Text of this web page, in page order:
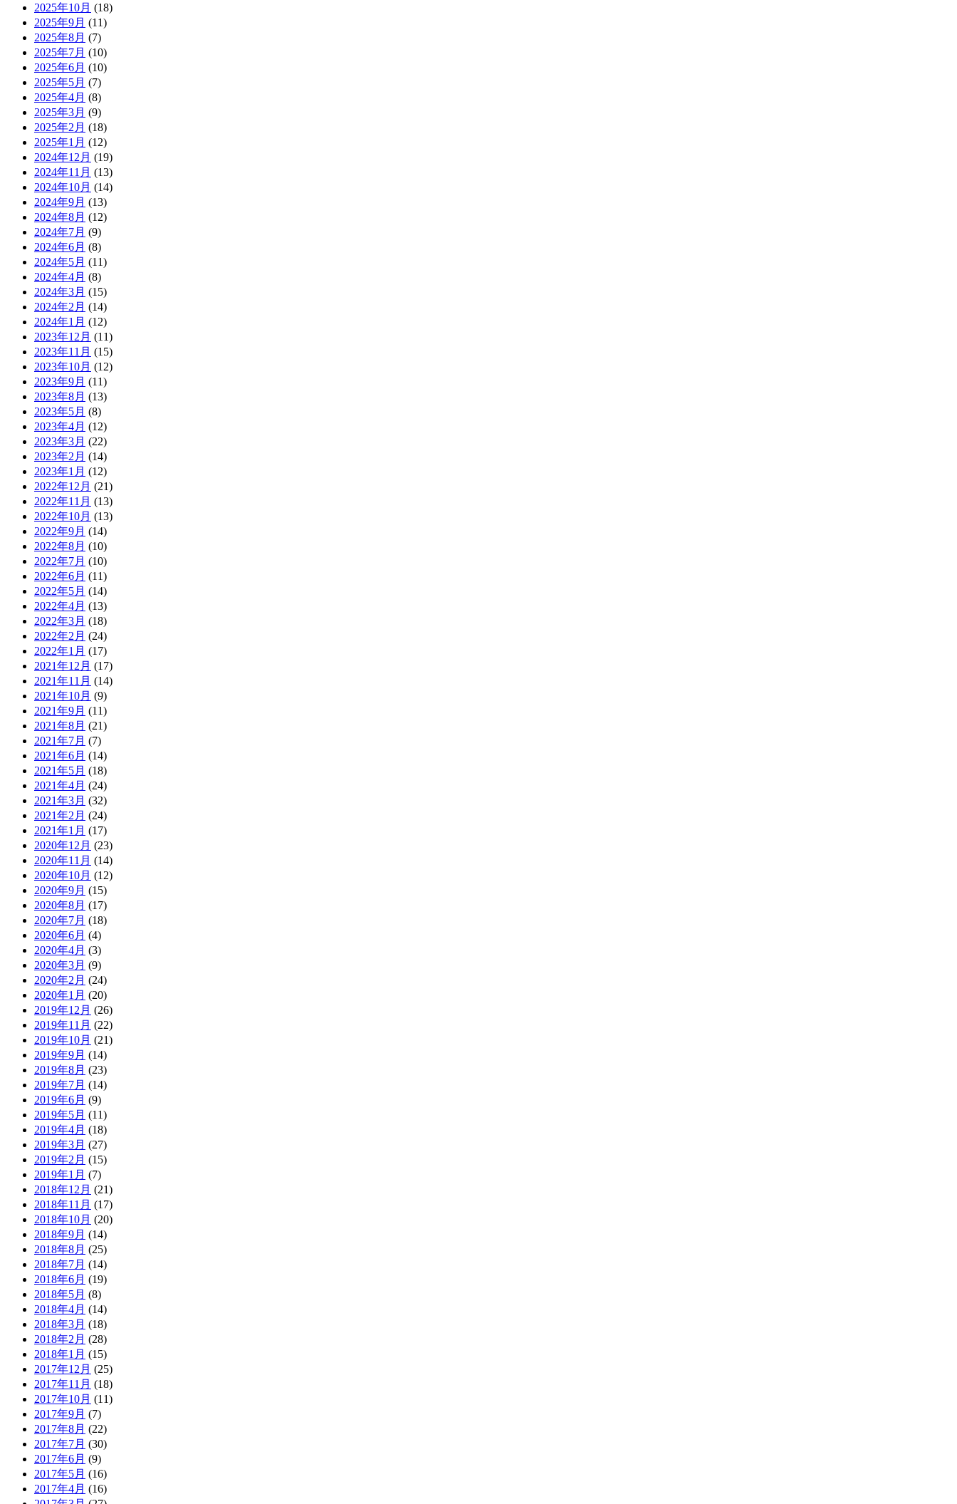
2025年10月 (18)
2025年9月 (11)
2025年8月 (7)
2025年7月 (10)
2025年6月 (10)
2025年5月 (7)
2025年4月 (8)
2025年3月 (9)
2025年2月 (18)
2025年1月 (12)
2024年12月 (19)
2024年11月 (13)
2024年10月 (14)
2024年9月 (13)
2024年8月 (12)
2024年7月 (9)
2024年6月 (8)
2024年5月 (11)
2024年4月 (8)
2024年3月 (15)
2024年2月 (14)
2024年1月 (12)
2023年12月 (11)
2023年11月 (15)
2023年10月 (12)
2023年9月 (11)
2023年8月 (13)
2023年5月 (8)
2023年4月 (12)
2023年3月 (22)
2023年2月 (14)
2023年1月 (12)
2022年12月 (21)
2022年11月 (13)
2022年10月 (13)
2022年9月 (14)
2022年8月 (10)
2022年7月 (10)
2022年6月 (11)
2022年5月 (14)
2022年4月 (13)
2022年3月 (18)
2022年2月 (24)
2022年1月 (17)
2021年12月 (17)
2021年11月 (14)
2021年10月 (9)
2021年9月 (11)
2021年8月 (21)
2021年7月 (7)
2021年6月 (14)
2021年5月 (18)
2021年4月 (24)
2021年3月 (32)
2021年2月 (24)
2021年1月 (17)
2020年12月 (23)
2020年11月 (14)
2020年10月 (12)
2020年9月 (15)
2020年8月 (17)
2020年7月 (18)
2020年6月 (4)
2020年4月 (3)
2020年3月 (9)
2020年2月 (24)
2020年1月 (20)
2019年12月 (26)
2019年11月 (22)
2019年10月 (21)
2019年9月 (14)
2019年8月 (23)
2019年7月 (14)
2019年6月 (9)
2019年5月 (11)
2019年4月 (18)
2019年3月 (27)
2019年2月 (15)
2019年1月 (7)
2018年12月 (21)
2018年11月 (17)
2018年10月 (20)
2018年9月 (14)
2018年8月 (25)
2018年7月 (14)
2018年6月 (19)
2018年5月 (8)
2018年4月 (14)
2018年3月 (18)
2018年2月 (28)
2018年1月 (15)
2017年12月 (25)
2017年11月 (18)
2017年10月 (11)
2017年9月 (7)
2017年8月 (22)
2017年7月 (30)
2017年6月 (9)
2017年5月 (16)
2017年4月 (16)